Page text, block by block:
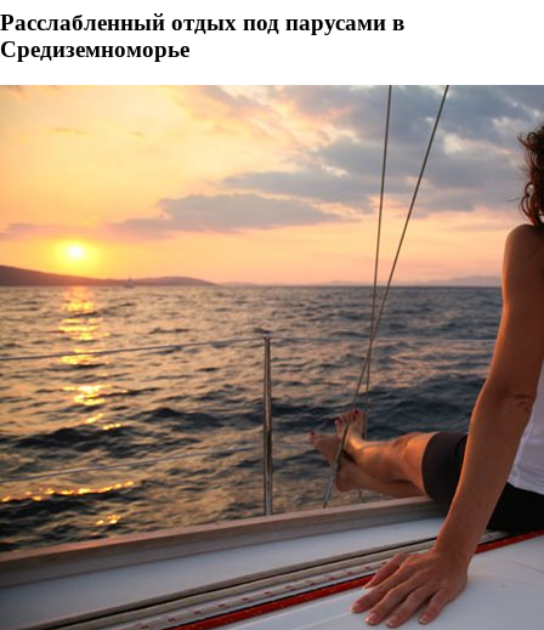
Расслабленный отдых под парусами в
Средиземноморье